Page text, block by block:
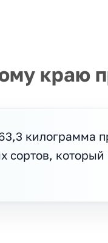
краю
килограмма
сортов,